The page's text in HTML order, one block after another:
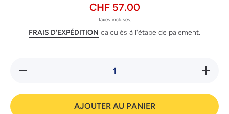
CHF 57.00
Taxes incluses.
FRAIS D'EXPÉDITION calculés à l'étape de paiement.
Réduire
la
écoPlus
AJOUTER AU PANIER